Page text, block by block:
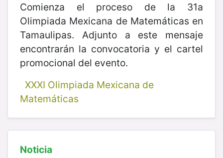
Comienza el proceso de la 31a
Olimpiada Mexicana de Matemáticas en
Tamaulipas. Adjunto a este mensaje
encontrarán la convocatoria y el cartel
promocional del evento.
XXXI Olimpiada Mexicana de
Matemáticas
Noticia